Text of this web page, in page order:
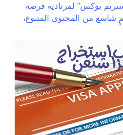
بوكس” لمرتاديه فرصة
شاسع من المحتوى المتنوع،